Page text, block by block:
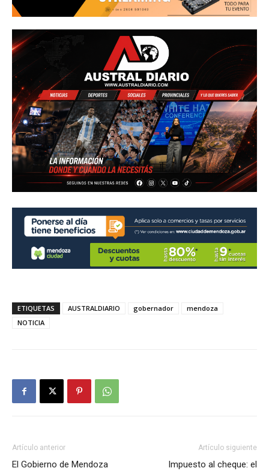
ETIQUETAS AUSTRALDIARIO gobernador
mendoza
NOTICIA
Artículo anterior
El Gobierno de Mendoza
Artículo siguiente
Impuesto al cheque: el